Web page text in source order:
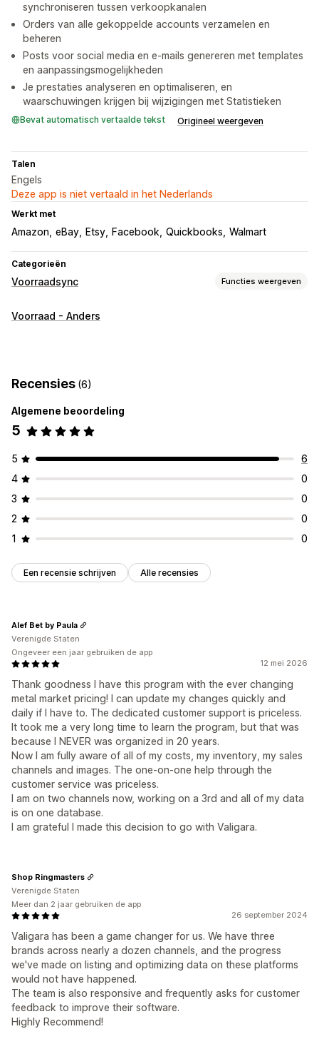
synchroniseren tussen verkoopkanalen
Orders van alle gekoppelde accounts verzamelen en
beheren
Posts voor social media en e-mails genereren met templates
en aanpassingsmogelijkheden
Je prestaties analyseren en optimaliseren, en
waarschuwingen krijgen bij wijzigingen met Statistieken
Bevat automatisch vertaalde tekst Origineel weergeven
Talen
Engels
Deze app is niet vertaald in het Nederlands
Werkt met
Amazon eBay Etsy Facebook Quickbooks Walmart
Categorieën
Voorraadsync Functies weergeven
Synchronisatietype
Meldingen en rapporten
Prestatiestatistieken
Voorraad - Anders
Recensies (6)
Algemene beoordeling
5
5
6
4
0
3
0
2
0
1
0
Een recensie schrijven Alle recensies
12 mei 2026
Thank goodness I have this program with the ever changing
metal market pricing! I can update my changes quickly and
daily if I have to. The dedicated customer support is priceless.
It took me a very long time to learn the program, but that was
because I NEVER was organized in 20 years.
Now I am fully aware of all of my costs, my inventory, my sales
channels and images. The one-on-one help through the
customer service was priceless.
I am on two channels now, working on a 3rd and all of my data
is on one database.
I am grateful I made this decision to go with Valigara.
Alef Bet by Paula
Verenigde Staten
Ongeveer een jaar gebruiken de app
26 september 2024
Valigara has been a game changer for us. We have three
brands across nearly a dozen channels, and the progress
we've made on listing and optimizing data on these platforms
would not have happened.
The team is also responsive and frequently asks for customer
feedback to improve their software.
Highly Recommend!
Shop Ringmasters
Verenigde Staten
Meer dan 2 jaar gebruiken de app